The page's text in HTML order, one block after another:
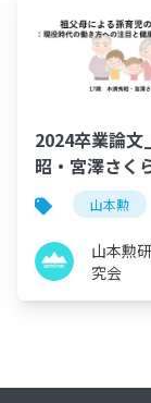
2024卒業論文
昭・宮澤さく
山本勲
山本勲研
究会